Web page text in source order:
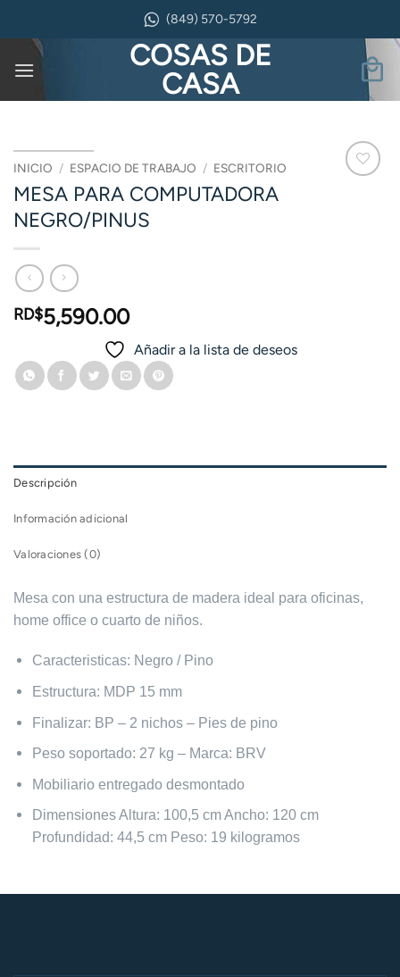
contenido
(849) 570-5792
COSAS DE
CASA
INICIO / ESPACIO DE TRABAJO / ESCRITORIO
MESA PARA COMPUTADORA
NEGRO/PINUS
RD$5,590.00
Añadir a la lista de deseos
Descripción
Información adicional
Valoraciones (0)
Mesa con una estructura de madera ideal para oficinas,
home office o cuarto de niños.
Caracteristicas: Negro / Pino
Estructura: MDP 15 mm
Finalizar: BP – 2 nichos – Pies de pino
Peso soportado: 27 kg – Marca: BRV
Mobiliario entregado desmontado
Dimensiones Altura: 100,5 cm Ancho: 120 cm
Profundidad: 44,5 cm Peso: 19 kilogramos